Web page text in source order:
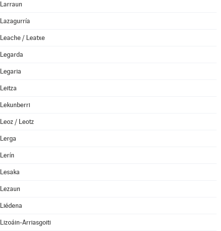
Larraun
Lazagurría
Leache / Leatxe
Legarda
Legaria
Leitza
Lekunberri
Leoz / Leotz
Lerga
Lerín
Lesaka
Lezaun
Liédena
Lizoáin-Arriasgoiti